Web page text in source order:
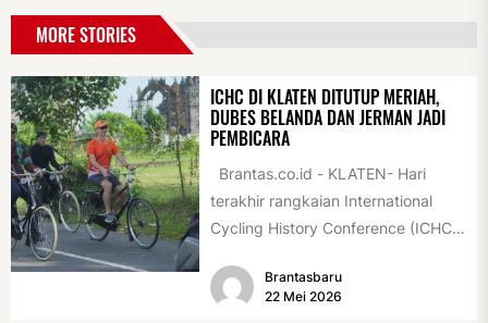
MORE STORIES
ICHC DI KLATEN DITUTUP MERIAH,
DUBES BELANDA DAN JERMAN JADI
PEMBICARA
Brantas.co.id - KLATEN- Hari
terakhir rangkaian International
Cycling History Conference (ICHC)
istimewa. Sejumlah tokoh
internasional...
Brantasbaru
22 Mei 2026